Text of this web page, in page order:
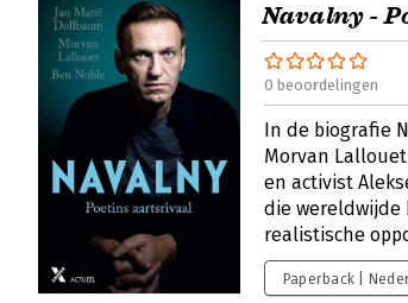
Navalny -
0 beoordelingen
In de biografie
Morvan
en activist
die wereldwijde
realistische
Paperback |